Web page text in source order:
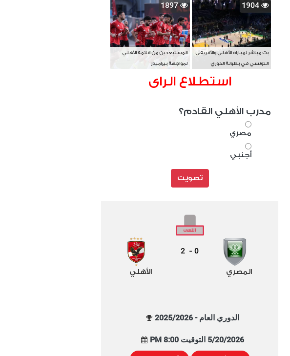
1904
بث مباشر لمباراة الأهلي والأفريقي
التونسي في بطولة الدوري
1897
المستبعدين من قائمة الأهلي
لمواجهة بيراميدز
استطلاع الراى
مدرب الأهلي القادم؟
مصري
أجنبي
تصويت
المصري
0
-
2
الأهلي
الدوري العام - 2025/2026
5/20/2026 التوقيت 8:00 PM